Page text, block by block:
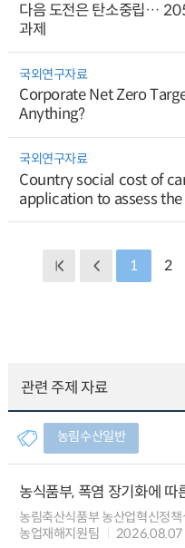
다음 도전은 탄소중립…
과제
국외연구자료
Corporate Net Zero
Anything?
국외연구자료
Country social cost of
application to assess
1 2
관련 주제 자료
농림수산일반
농식품부, 폭염 장기화에 따
농림축산식품부 농산업혁신정
농업재해지원팀
2026.08.07